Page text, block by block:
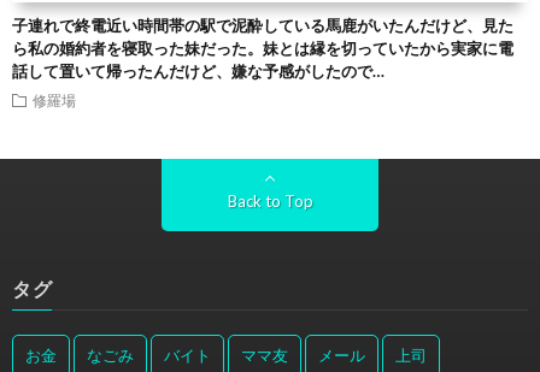
子連れで終電近い時間帯の駅で泥酔している馬鹿がいたんだけど、見た
ら私の婚約者を寝取った妹だった。妹とは縁を切っていたから実家に電
話して置いて帰ったんだけど、嫌な予感がしたので…
修羅場
Back to Top
タグ
お金 なごみ バイト ママ友 メール 上司